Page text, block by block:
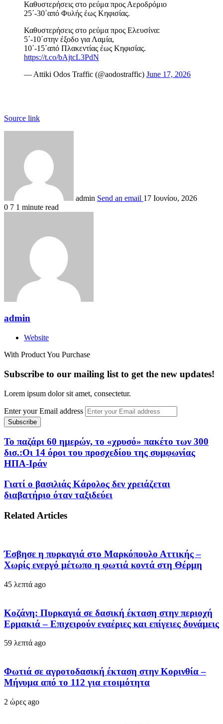
Καθυστερήσεις στο ρεύμα προς Αεροδρόμιο
25΄-30΄από Φυλής έως Κηφισίας.
Καθυστερήσεις στο ρεύμα προς Ελευσίνα:
5΄-10΄στην έξοδο για Λαμία,
10΄-15΄από Πλακεντίας έως Κηφισίας.
https://t.co/bAjtcL3PdN
— Attiki Odos Traffic (@aodostraffic) June 17, 2026
Source link
admin Send an email 17 Ιουνίου, 2026
0 7 1 minute read
admin
Website
With Product You Purchase
Subscribe to our mailing list to get the new updates!
Lorem ipsum dolor sit amet, consectetur.
Enter your Email address
Το παζάρι 60 ημερών, το «χρυσό» πακέτο των 300
δισ.:Οι 14 όροι του προσχεδίου της συμφωνίας
ΗΠΑ-Ιράν
Γιατί ο βασιλιάς Κάρολος δεν χρειάζεται
διαβατήριο όταν ταξιδεύει
Related Articles
Έσβησε η πυρκαγιά στο Μαρκόπουλο Αττικής –
Χωρίς ενεργό μέτωπο η φωτιά κοντά στη Θέρμη
45 λεπτά ago
Κοζάνη: Πυρκαγιά σε δασική έκταση στην περιοχή
Ερμακιά – Επιχειρούν εναέριες και επίγειες δυνάμεις
59 λεπτά ago
Φωτιά σε αγροτοδασική έκταση στην Κορινθία –
Μήνυμα από το 112 για ετοιμότητα
2 ώρες ago